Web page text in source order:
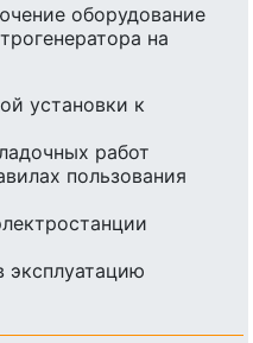
оборудование
на
установки к
работ
пользования
эксплуатацию